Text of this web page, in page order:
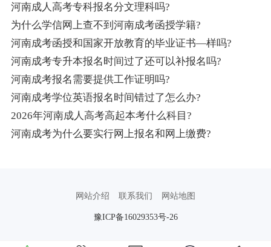
河南成人高考专科报名分文理科吗?
为什么学信网上查不到河南成考函授学籍?
河南成考函授和国家开放教育的毕业证书—样吗?
河南成考专升本报名时间过了还可以补报名吗?
河南成考报名需要提供工作证明吗?
河南成考学位英语报名时间错过了怎么办?
2026年河南成人高考高起本考什么科目?
河南成考为什么要实行网上报名和网上缴费?
网站介绍 联系我们 网站地图
豫ICP备16029353号-26